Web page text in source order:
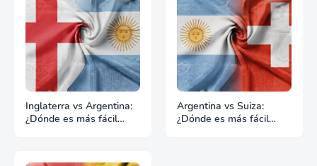
Inglaterra vs Argentina:
¿Dónde es más fácil
Argentina vs Suiza:
¿Dónde es más fácil